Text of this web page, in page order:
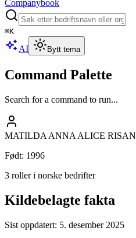
Companybook
⌘K
AI Bytt tema
Command Palette
Search for a command to run...
MATILDA ANNA ALICE RISAN
Født: 1996
3 roller i norske bedrifter
Kildebelagte fakta
Sist oppdatert: 5. desember 2025